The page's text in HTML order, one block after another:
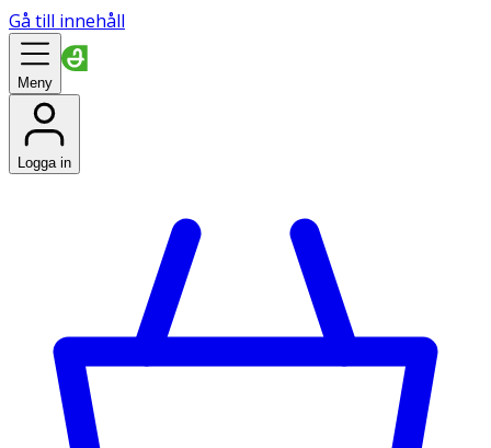
Gå till innehåll
Meny
Logga in